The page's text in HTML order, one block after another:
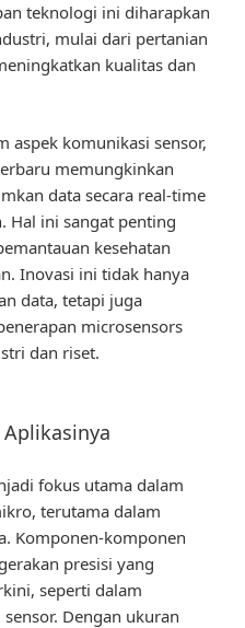
teknologi ini diharapkan
mulai dari pertanian
kualitas dan
aspek komunikasi sensor,
memungkinkan
data secara real-time
Hal ini sangat penting
kesehatan
Inovasi ini tidak hanya
data, tetapi juga
microsensors
dan riset.
fokus utama dalam
terutama dalam
Komponen-komponen
presisi yang
seperti dalam
Dengan ukuran